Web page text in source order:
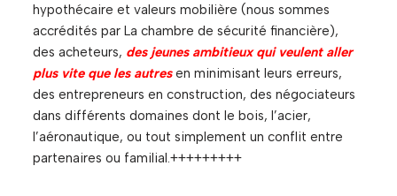
hypothécaire et valeurs mobilière (nous sommes
accrédités par La chambre de sécurité financière),
des acheteurs, des jeunes ambitieux qui veulent aller
plus vite que les autres en minimisant leurs erreurs,
des entrepreneurs en construction, des négociateurs
dans différents domaines dont le bois, l’acier,
l’aéronautique, ou tout simplement un conflit entre
partenaires ou familial.+++++++++